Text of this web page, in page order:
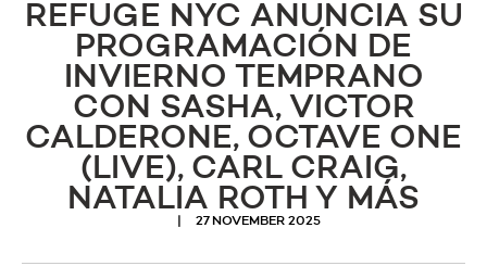
REFUGE NYC ANUNCIA SU
PROGRAMACIÓN DE
INVIERNO TEMPRANO
CON SASHA, VICTOR
CALDERONE, OCTAVE ONE
(LIVE), CARL CRAIG,
NATALIA ROTH Y MÁS
27 NOVEMBER 2025